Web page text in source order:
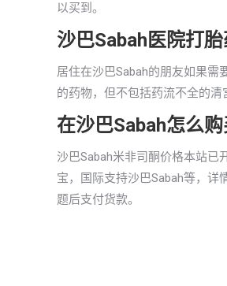
以买到。
沙巴Sabah医院打
居住在沙巴Sabah的朋友如果需
的药物，但不包括药流不全的清
在沙巴Sabah怎么
沙巴Sabah米非司酮价格本站
宝，国际支持沙巴Sabah等，详
题后支付货款。